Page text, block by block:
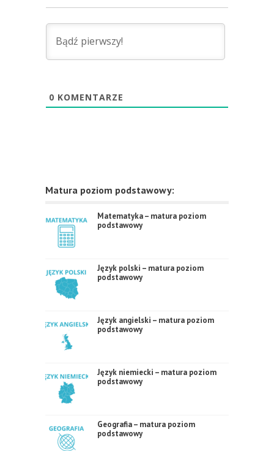
0 KOMENTARZE
Matura poziom podstawowy:
Matematyka – matura poziom
podstawowy
Język polski – matura poziom
podstawowy
Język angielski – matura poziom
podstawowy
Język niemiecki – matura poziom
podstawowy
Geografia – matura poziom
podstawowy